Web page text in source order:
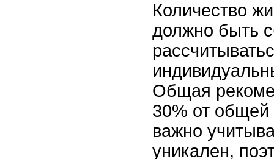
Количество
должно быть
Общая
30% от общей
важно
уникален,